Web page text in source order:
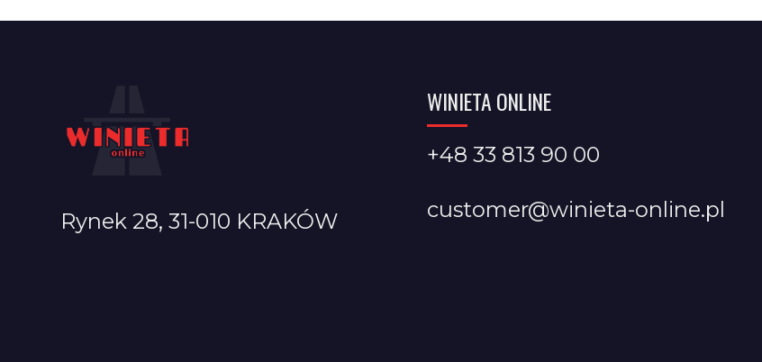
Rynek 28, 31-010 KRAKÓW
WINIETA ONLINE
+48 33 813 90 00
customer@winieta-online.pl